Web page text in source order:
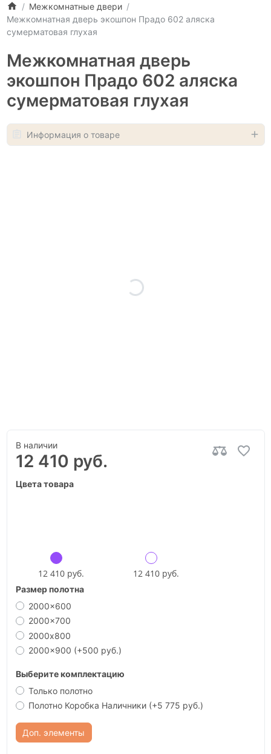
Межкомнатные двери
Межкомнатная дверь экошпон Прадо 602 аляска
сумерматовая глухая
Межкомнатная дверь
экошпон Прадо 602 аляска
сумерматовая глухая
Информация о товаре
В наличии
12 410 руб.
Цвета товара
12 410 руб. 12 410 руб.
Размер полотна
2000x600
2000x700
2000х800
2000x900 (+500 руб.)
Выберите комплектацию
Только полотно
Полотно Коробка Наличники (+5 775 руб.)
Доп. элементы